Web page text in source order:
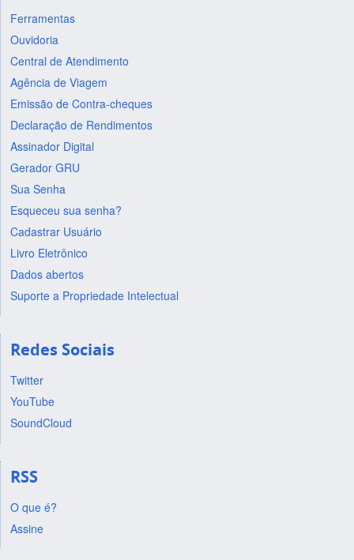
Ferramentas
Ouvidoria
Central de Atendimento
Agência de Viagem
Emissão de Contra-cheques
Declaração de Rendimentos
Assinador Digital
Gerador GRU
Sua Senha
Esqueceu sua senha?
Cadastrar Usuário
Livro Eletrônico
Dados abertos
Suporte a Propriedade Intelectual
Redes Sociais
Twitter
YouTube
SoundCloud
RSS
O que é?
Assine